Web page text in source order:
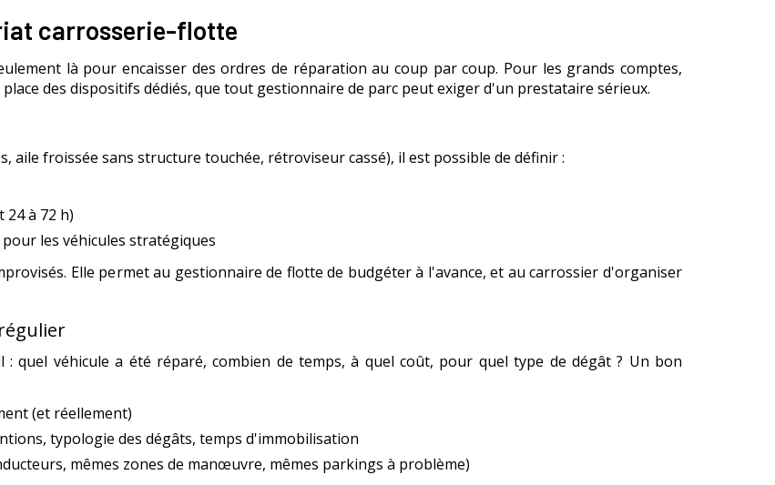
carrosserie-flotte
là pour encaisser des ordres de réparation au coup par coup. Pour les grands comptes,
des dispositifs dédiés, que tout gestionnaire de parc peut exiger d'un prestataire sérieux.
aile froissée sans structure touchée, rétroviseur cassé), il est possible de définir :
à 72 h)
les véhicules stratégiques
Elle permet au gestionnaire de flotte de budgéter à l'avance, et au carrossier d'organiser
quel véhicule a été réparé, combien de temps, à quel coût, pour quel type de dégât ? Un bon
(et réellement)
typologie des dégâts, temps d'immobilisation
mêmes zones de manœuvre, mêmes parkings à problème)